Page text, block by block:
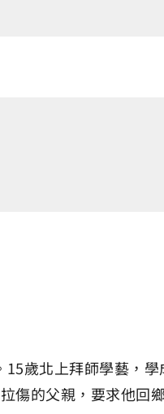
歲北上拜師學藝，
的父親，要求他回